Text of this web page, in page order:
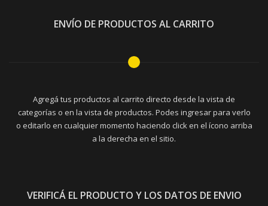
ENVÍO DE PRODUCTOS AL CARRITO
Agregá tus productos al carrito directo desde la vista de
categorías o en la vista de productos. Podes ingresar para verlo
o editarlo en cualquier momento haciendo click en el ícono arriba
a la derecha en el sitio.
VERIFICÁ EL PRODUCTO Y LOS DATOS DE ENVIO